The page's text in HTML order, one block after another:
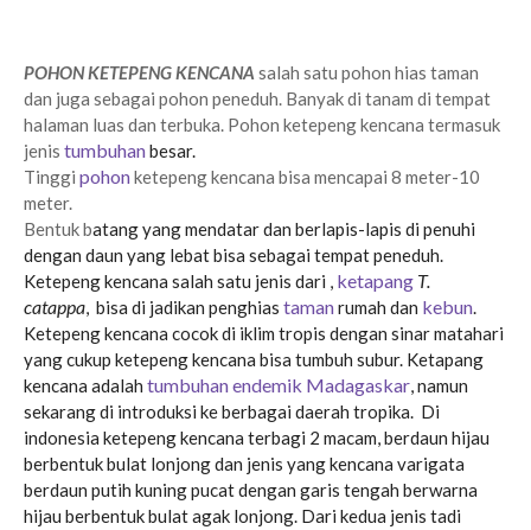
POHON KETEPENG KENCANA salah satu pohon hias taman
dan juga sebagai pohon peneduh. Banyak di tanam di tempat
halaman luas dan terbuka. Pohon ketepeng kencana termasuk
jenis tumbuhanbesar.
Tinggi pohonketepeng kencana bisa mencapai 8 meter-10
meter.
Bentuk batang yang mendatar dan berlapis-lapis di penuhi
dengan daun yang lebat bisa sebagai tempat peneduh.
Ketepeng kencana salah satu jenis dari , ketapang T.
catappa, bisa di jadikan penghias tamanrumah dan kebun.
Ketepeng kencana cocok di iklim tropis dengan sinar matahari
yang cukup ketepeng kencana bisa tumbuh subur. Ketapang
kencana adalah tumbuhan endemik Madagaskar, namun
sekarang di introduksi ke berbagai daerah tropika. Di
indonesia ketepeng kencana terbagi 2 macam, berdaun hijau
berbentuk bulat lonjong dan jenis yang kencana varigata
berdaun putih kuning pucat dengan garis tengah berwarna
hijau berbentuk bulat agak lonjong. Dari kedua jenis tadi